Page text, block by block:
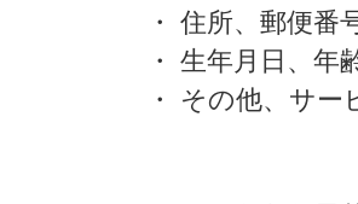
・ 住所、郵便番
・ 生年月日、年
・ その他、サ